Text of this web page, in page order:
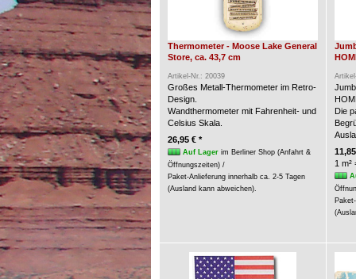
Thermometer - Moose Lake General
Store, ca. 43,7 cm
Artikel-Nr.: 20039
Großes Metall-Thermometer im Retro-
Design.
Wandthermometer mit Fahrenheit- und
Celsius Skala.
26,95 € *
Auf Lagerim Berliner Shop (Anfahrt &
Öffnungszeiten) /
Paket-Anlieferung innerhalb ca. 2-5 Tagen
(Ausland kann abweichen).
Die
1 m²